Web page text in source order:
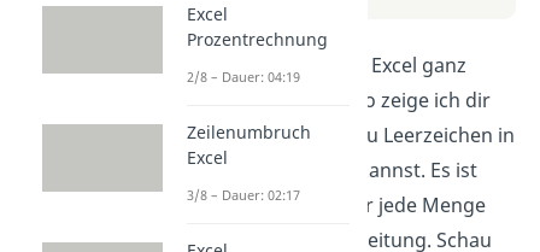
Entferne Leerzeichen in Excel ganz
einfach! In diesem Video zeige ich dir
Schritt für Schritt, wie du Leerzeichen in
Excel-Zellen entfernen kannst. Es ist
ganz leicht und spart dir jede Menge
Zeit bei der Datenbearbeitung. Schau
Excel
Prozentrechnung
2/8 – Dauer: 04:19
Zeilenumbruch
Excel
3/8 – Dauer: 02:17